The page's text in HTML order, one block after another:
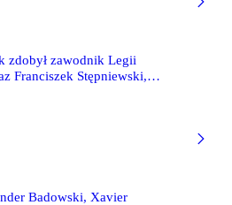
zdobył zawodnik Legii
Franciszek Stępniewski,
Badowski, Xavier